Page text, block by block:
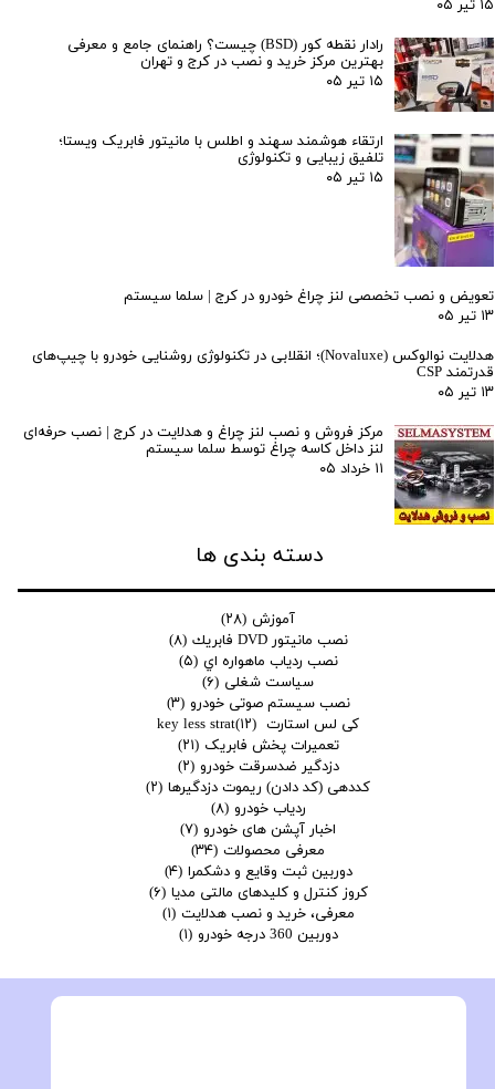
۱۵ تیر ۰۵
رادار نقطه کور (BSD) چیست؟ راهنمای جامع و معرفی
بهترین مرکز خرید و نصب در کرج و تهران
۱۵ تیر ۰۵
ارتقاء هوشمند سهند و اطلس با مانیتور فابریک ویستا؛
تلفیق زیبایی و تکنولوژی
۱۵ تیر ۰۵
تعویض و نصب تخصصی لنز چراغ خودرو در کرج | سلما سیستم
۱۳ تیر ۰۵
هدلایت نوالوکس (Novaluxe)؛ انقلابی در تکنولوژی روشنایی خودرو با چیپ‌های
قدرتمند CSP
۱۳ تیر ۰۵
مرکز فروش و نصب لنز چراغ و هدلایت در کرج | نصب حرفه‌ای
لنز داخل کاسه چراغ توسط سلما سیستم
۱۱ خرداد ۰۵
دسته بندی ها
آموزش (۲۸)
نصب مانيتور DVD فابريك
(۸)
نصب ردياب ماهواره اي (۵)
سیاست شغلی (۶)
نصب سیستم صوتی خودرو (۳)
کی لس استارت key less strat (۱۲)
تعمیرات پخش فابریک (۲۱)
دزدگیر ضدسرقت خودرو (۲)
کددهی (کد دادن) ریموت دزدگیرها (۲)
ردیاب خودرو (۸)
اخبار آپشن های خودرو (۷)
معرفی محصولات (۳۴)
دوربین ثبت وقایع و دشکمرا (۴)
کروز کنترل و کلیدهای مالتی مدیا (۶)
معرفی، خرید و نصب هدلایت (۱)
دوربین 360 درجه خودرو
(۱)